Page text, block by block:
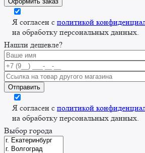
Я согласен с политикой
на обработку персональных данных.
Нашли дешевле?
Я согласен с политикой
на обработку персональных данных.
Выбор города